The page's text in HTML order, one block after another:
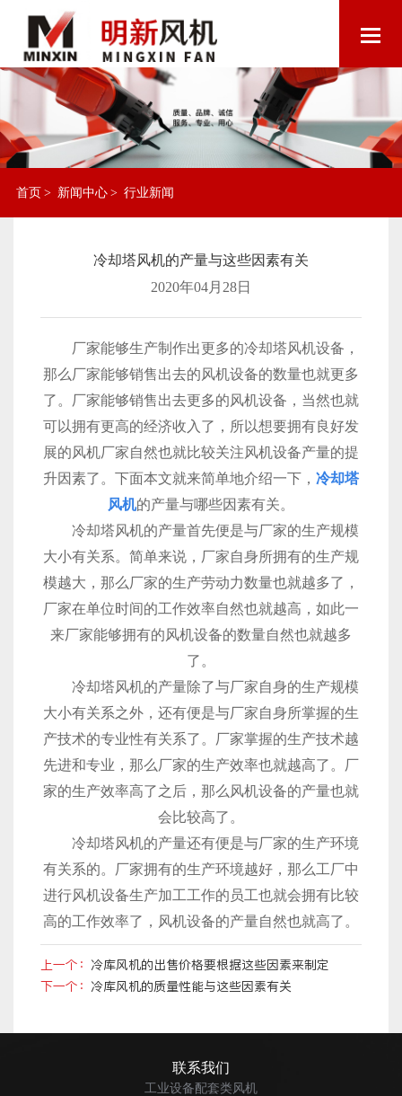
首页 > 新闻中心 > 行业新闻
冷却塔风机的产量与这些因素有关
2020年04月28日
厂家能够生产制作出更多的冷却塔风机设备，
那么厂家能够销售出去的风机设备的数量也就更多
了。厂家能够销售出去更多的风机设备，当然也就
可以拥有更高的经济收入了，所以想要拥有良好发
展的风机厂家自然也就比较关注风机设备产量的提
升因素了。下面本文就来简单地介绍一下， 冷却塔
风机的产量与哪些因素有关。
冷却塔风机的产量首先便是与厂家的生产规模
大小有关系。简单来说，厂家自身所拥有的生产规
模越大，那么厂家的生产劳动力数量也就越多了，
厂家在单位时间的工作效率自然也就越高，如此一
来厂家能够拥有的风机设备的数量自然也就越多
了。
冷却塔风机的产量除了与厂家自身的生产规模
大小有关系之外，还有便是与厂家自身所掌握的生
产技术的专业性有关系了。厂家掌握的生产技术越
先进和专业，那么厂家的生产效率也就越高了。厂
家的生产效率高了之后，那么风机设备的产量也就
会比较高了。
冷却塔风机的产量还有便是与厂家的生产环境
有关系的。厂家拥有的生产环境越好，那么工厂中
进行风机设备生产加工工作的员工也就会拥有比较
高的工作效率了，风机设备的产量自然也就高了。
上一个： 冷库风机的出售价格要根据这些因素来制定
下一个： 冷库风机的质量性能与这些因素有关
联系我们
工业设备配套类风机